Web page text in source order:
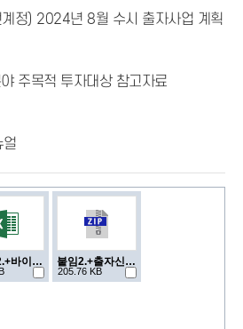
정) 2024년 8월 수시 출자사업 계획
주목적 투자대상 참고자료